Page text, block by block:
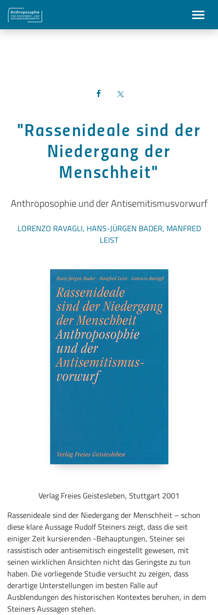
"Rassenideale sind der
Niedergang der
Menschheit"
Anthroposophie und der Antisemitismusvorwurf
LORENZO RAVAGLI, HANS-JÜRGEN BADER, MANFRED
LEIST
Verlag Freies Geistesleben, Stuttgart 2001
Rassenideale sind der Niedergang der Menschheit – schon
diese klare Aussage Rudolf Steiners zeigt, dass die seit
einiger Zeit kursierenden -Behauptungen, Steiner sei
rassistisch oder antisemitisch eingestellt gewesen, mit
seinen wirklichen Ansichten nicht das Geringste zu tun
haben. Die vorliegende Studie versucht zu zeigen, dass
derartige Unterstellungen im besten Falle auf
Ausblendungen des historischen Kontextes beruhen, in dem
Steiners Aussagen stehen.